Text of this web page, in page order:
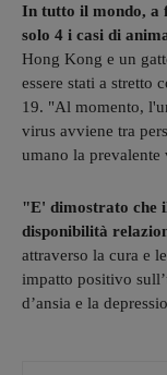
In tutto il mondo, a
solo 4 i casi di
Hong Kong e un
essere stati a stretto
19. "Al momento,
virus avviene tra
umano la prevalente
"E' dimostrato che
disponibilità
attraverso la cura e
impatto positivo
d’ansia e la